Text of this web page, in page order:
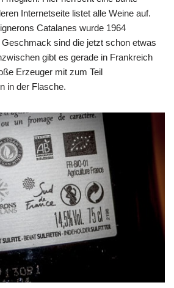
Internetseite listet alle Weine auf.
Catalanes wurde 1964
sind die jetzt schon etwas
gibt es gerade in Frankreich
Erzeuger mit zum Teil
in der Flasche.